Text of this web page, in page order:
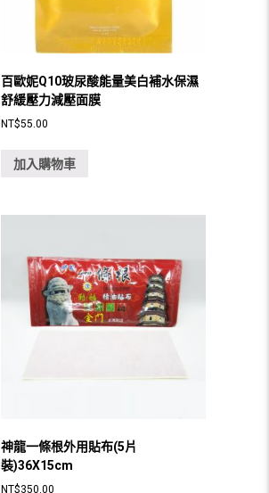
百歐妮Q10玻尿酸能量美白補水保濕
舒緩壓力減壓面膜
NT$55.00
加入購物車
神龍一條根外用貼布(5片
裝)36X15cm
NT$350.00